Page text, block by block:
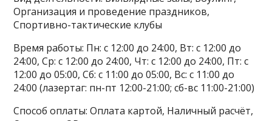
Организация и проведение праздников,
Спортивно-тактические клубы
Время работы: Пн: с 12:00 до 24:00, Вт: с 12:00 до
24:00, Ср: с 12:00 до 24:00, Чт: с 12:00 до 24:00, Пт: с
12:00 до 05:00, Сб: с 11:00 до 05:00, Вс: с 11:00 до
24:00 (лазертаг: пн-пт 12:00-21:00; сб-вс 11:00-21:00)
Способ оплаты: Оплата картой, Наличный расчёт,